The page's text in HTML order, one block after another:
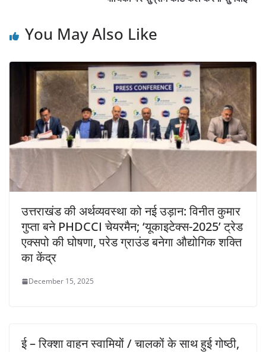
You May Also Like
उत्तराखंड की अर्थव्यवस्था को नई उड़ान: विनीत कुमार
गुप्ता बने PHDCCI चेयरमैन; ‘यूकाइटेक्स-2025’ ट्रेड
एक्सपो की घोषणा, परेड ग्राउंड बनेगा औद्योगिक शक्ति
का केंद्र
December 15, 2025
ई – रिक्शा वाहन स्वामियों / चालकों के साथ हुई गोष्ठी,